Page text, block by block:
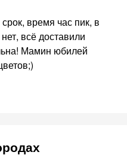
время час пик, в
всё доставили
Мамин юбилей